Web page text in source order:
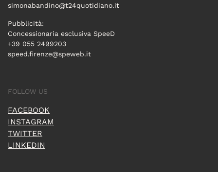
simonabandino@t24quotidiano.it
Pubblicità:
Concessionaria esclusiva SpeeD
+39 055 2499203
speed.firenze@speweb.it
FOLLOW US
FACEBOOK
INSTAGRAM
TWITTER
LINKEDIN